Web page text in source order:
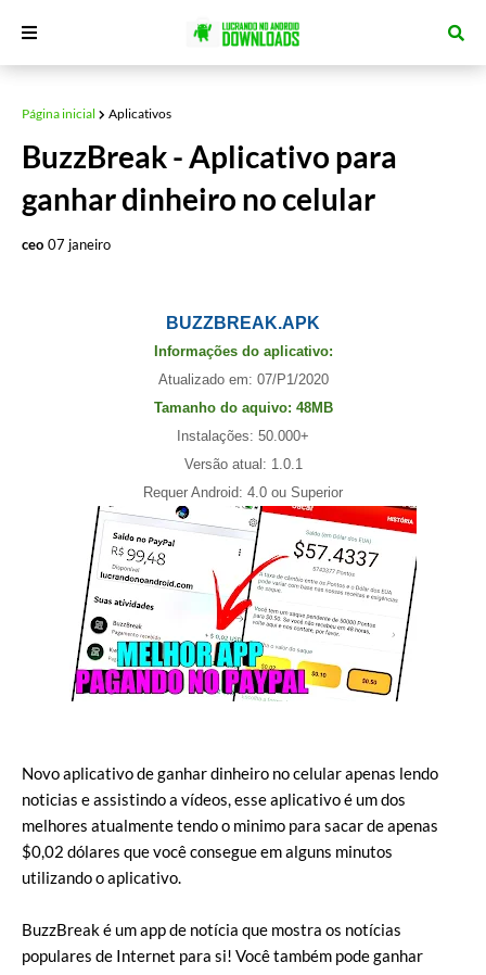
Página inicial Aplicativos
BuzzBreak - Aplicativo para
ganhar dinheiro no celular
ceo 07 janeiro
BUZZBREAK.APK
Informações do aplicativo:
Atualizado em: 07/P1/2020
Tamanho do aquivo: 48MB
Instalações: 50.000+
Versão atual: 1.0.1
Requer Android: 4.0 ou Superior
Novo aplicativo de ganhar dinheiro no celular apenas lendo
noticias e assistindo a vídeos, esse aplicativo é um dos
melhores atualmente tendo o minimo para sacar de apenas
$0,02 dólares que você consegue em alguns minutos
utilizando o aplicativo.
BuzzBreak é um app de notícia que mostra os notícias
populares de Internet para si! Você também pode ganhar